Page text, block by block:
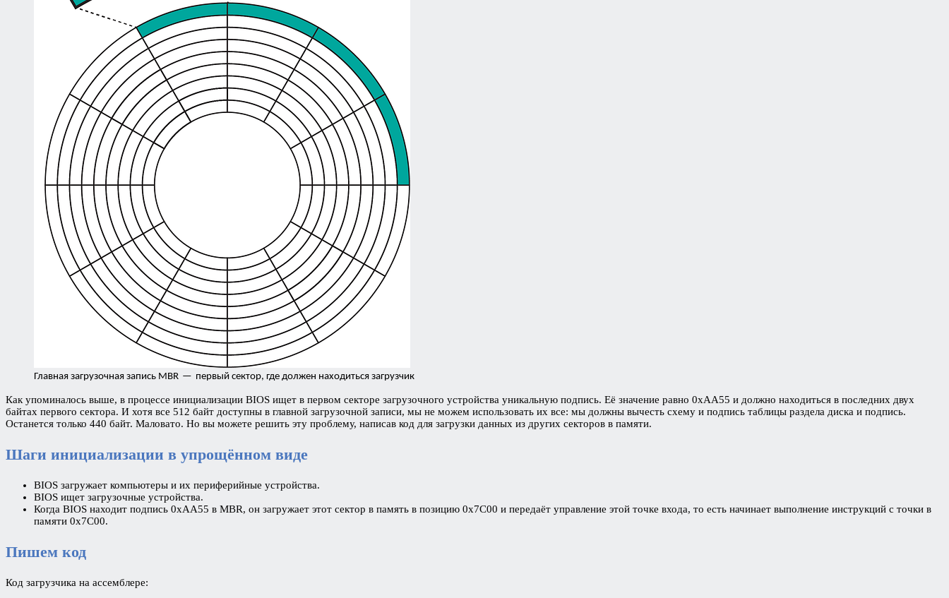
Главная загрузочная запись MBR — первый сектор, где должен находиться загрузчик
Как упоминалось выше, в процессе инициализации BIOS ищет в первом секторе загрузочного устройства уникальную подпись. Её значение равно 0xAA55 и должно находиться в последних двух
байтах первого сектора. И хотя все 512 байт доступны в главной загрузочной записи, мы не можем использовать их все: мы должны вычесть схему и подпись таблицы раздела диска и подпись.
Останется только 440 байт. Маловато. Но вы можете решить эту проблему, написав код для загрузки данных из других секторов в памяти.
Шаги инициализации в упрощённом виде
BIOS загружает компьютеры и их периферийные устройства.
BIOS ищет загрузочные устройства.
Когда BIOS находит подпись 0xAA55 в MBR, он загружает этот сектор в память в позицию 0x7C00 и передаёт управление этой точке входа, то есть начинает выполнение инструкций с точки в
памяти 0x7C00.
Пишем код
Код загрузчика на ассемблере: